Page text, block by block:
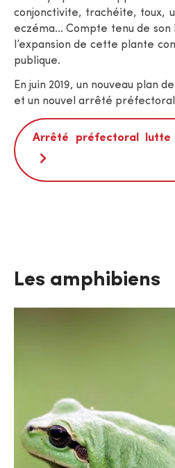
conjonctivite, trachéite, toux,
eczéma... Compte tenu de
l’expansion de cette plante
publique.
En juin 2019, un nouveau plan
et un nouvel arrêté
Arrêté préfectoral lutte
Les amphibiens